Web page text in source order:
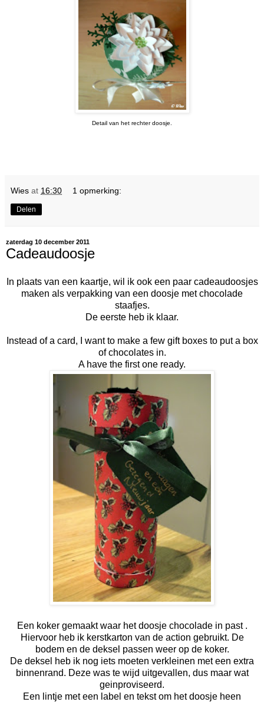
Detail van het rechter doosje.
Wies at 16:30 1 opmerking:
Delen
zaterdag 10 december 2011
Cadeaudoosje
In plaats van een kaartje, wil ik ook een paar cadeaudoosjes
maken als verpakking van een doosje met chocolade
staafjes.
De eerste heb ik klaar.
Instead of a card, I want to make a few gift boxes to put a box
of chocolates in.
A have the first one ready.
Een koker gemaakt waar het doosje chocolade in past .
Hiervoor heb ik kerstkarton van de action gebruikt. De
bodem en de deksel passen weer op de koker.
De deksel heb ik nog iets moeten verkleinen met een extra
binnenrand. Deze was te wijd uitgevallen, dus maar wat
geinproviseerd.
Een lintje met een label en tekst om het doosje heen